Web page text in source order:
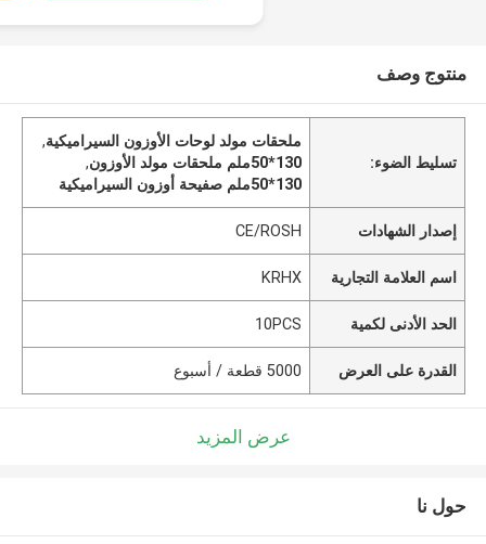
منتوج وصف
تسليط الضوء:
ملحقات مولد لوحات الأوزون السيراميكية,
130*50ملم ملحقات مولد الأوزون
,
130*50ملم صفيحة أوزون السيراميكية
إصدار الشهادات CE/ROSH
اسم العلامة التجارية KRHX
الحد الأدنى لكمية 10PCS
القدرة على العرض 5000 قطعة / أسبوع
عرض المزيد
حول نا